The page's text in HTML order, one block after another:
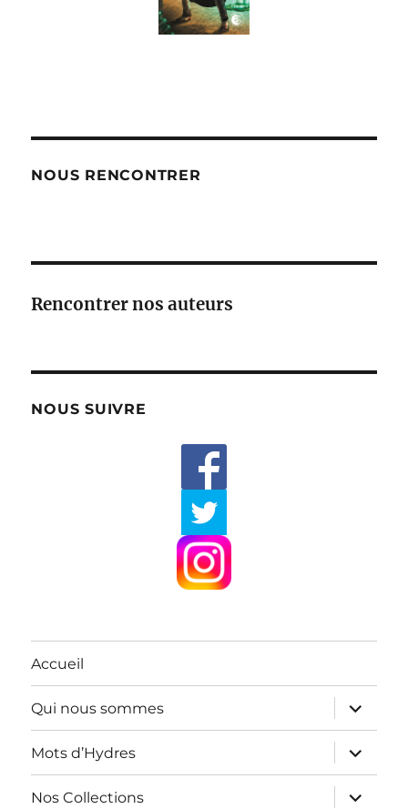
NOUS RENCONTRER
Rencontrer nos auteurs
NOUS SUIVRE
Accueil
Qui nous sommes
ouvrir
le
sous-
menu
Mots d’Hydres
ouvrir
le
sous-
menu
Nos Collections
ouvrir